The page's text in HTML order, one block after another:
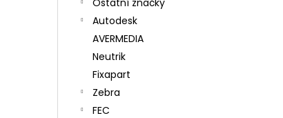
Ostatní značky
Autodesk
AVERMEDIA
Neutrik
Fixapart
Zebra
FEC